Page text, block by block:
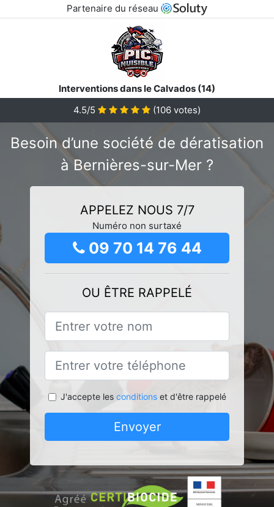
Partenaire du réseau
Interventions dans le Calvados (14)
4.5/5
(106 votes)
Besoin d’une société de dératisation
à Bernières-sur-Mer ?
APPELEZ NOUS 7/7
Numéro non surtaxé
09 70 14 76 44
OU ÊTRE RAPPELÉ
J'accepte les conditionset d'être rappelé
Envoyer